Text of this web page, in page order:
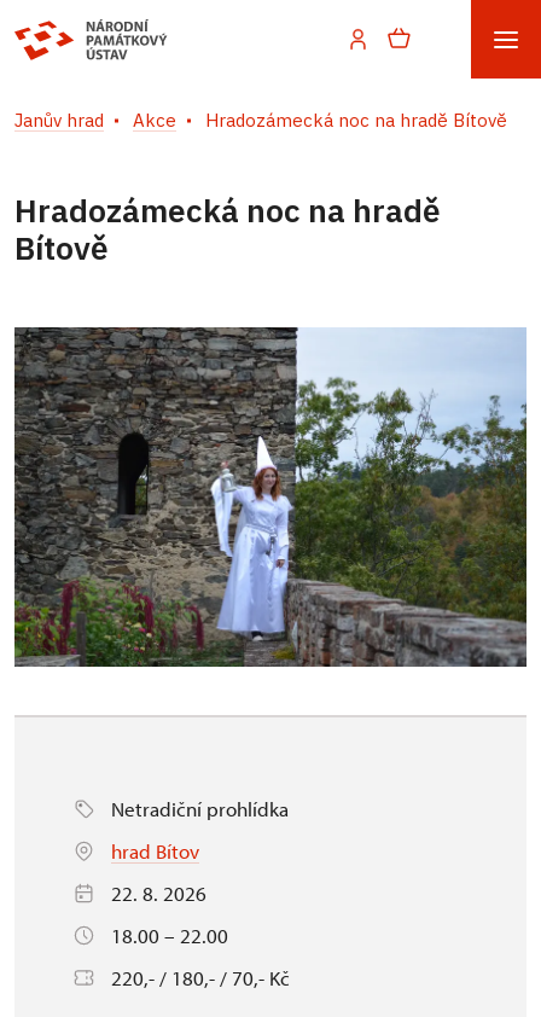
Janův hrad Akce Hradozámecká noc na hradě Bítově
Hradozámecká noc na hradě
Bítově
Netradiční prohlídka
hrad Bítov
22. 8. 2026
18.00 – 22.00
220,- / 180,- / 70,- Kč